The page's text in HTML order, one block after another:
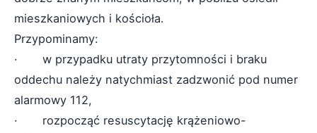
mieszkaniowych i kościoła.
Przypominamy:
· w przypadku utraty przytomności i braku
oddechu należy natychmiast zadzwonić pod numer
alarmowy 112,
· rozpocząć resuscytację krążeniowo-